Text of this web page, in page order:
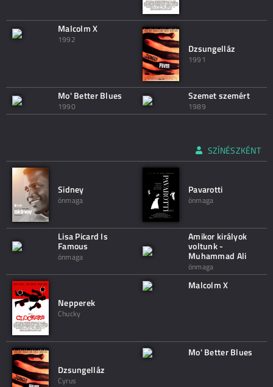
Malcolm X
1992
Dzsungelláz
1991
Mo' Better Blues
1990
Szemet szemért
1989
SZÍNÉSZKÉNT
Sidney
önmaga
Pavarotti
önmaga
Lisa Picard Is
Famous
önmaga
Amikor királyok
voltunk -
Muhammad Ali
önmaga
Nepperek
Chucky
Malcolm X
Dzsungelláz
Cyrus
Mo' Better Blues